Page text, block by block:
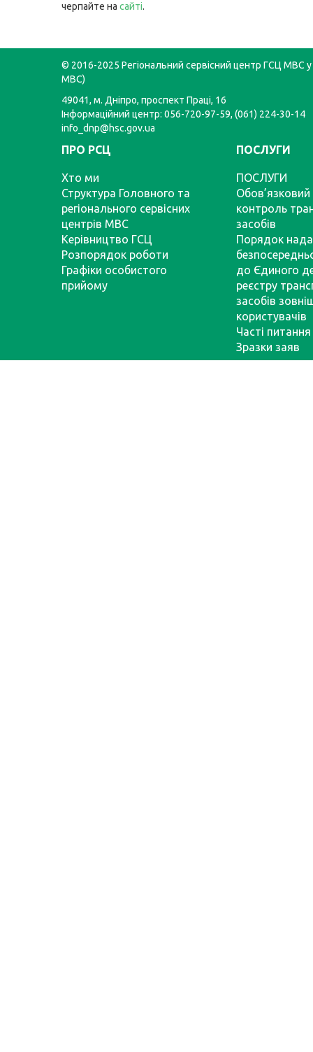
черпайте на сайті.
© 2016-2025 Регіональний сервісний центр ГСЦ МВС у
МВС)
49041, м. Дніпро, проспект Праці, 16
Інформаційний центр: 056-720-97-59, (061) 224-30-14
info_dnp@hsc.gov.ua
ПРО РСЦ
Хто ми
Структура Головного та
регіонального сервісних
центрів МВС
Керівництво ГСЦ
Розпорядок роботи
Графіки особистого
прийому
ПОСЛУГИ
ПОСЛУГИ
Обов’язковий
контроль
засобів
Порядок
до Єдиного
реєстру
засобів
користувачів
Часті питання
Зразки заяв